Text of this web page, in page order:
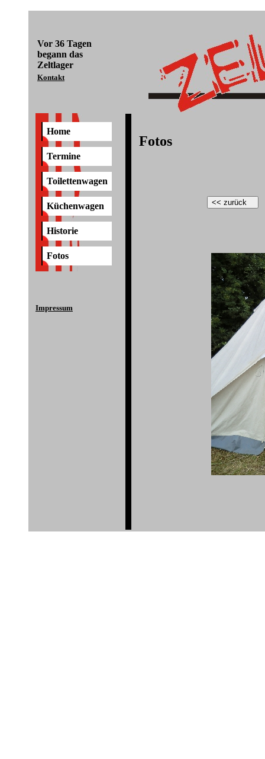
Vor 36 Tagen
begann das
Zeltlager
Kontakt
Home
Termine
Toilettenwagen
Küchenwagen
Historie
Fotos
Impressum
Fotos